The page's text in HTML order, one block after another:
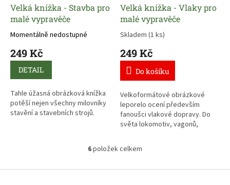
Velká knížka - Stavba pro
malé vypravěče
Momentálně nedostupné
249 Kč
DETAIL
Tahle úžasná obrázková knížka
potěší nejen všechny milovníky
stavění a stavebních strojů.
Velká knížka - Vlaky pro
malé vypravěče
Skladem (1 ks)
249 Kč
Do košíku
Velkoformátové obrázkové
leporelo ocení především
fanoušci vlakové dopravy. Do
světa lokomotiv, vagonů,
velmi zblízka na úžasných
detailních ilustracích.
O
l
6položek celkem
Z